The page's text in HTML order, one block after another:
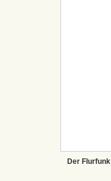
Der Flurfunk